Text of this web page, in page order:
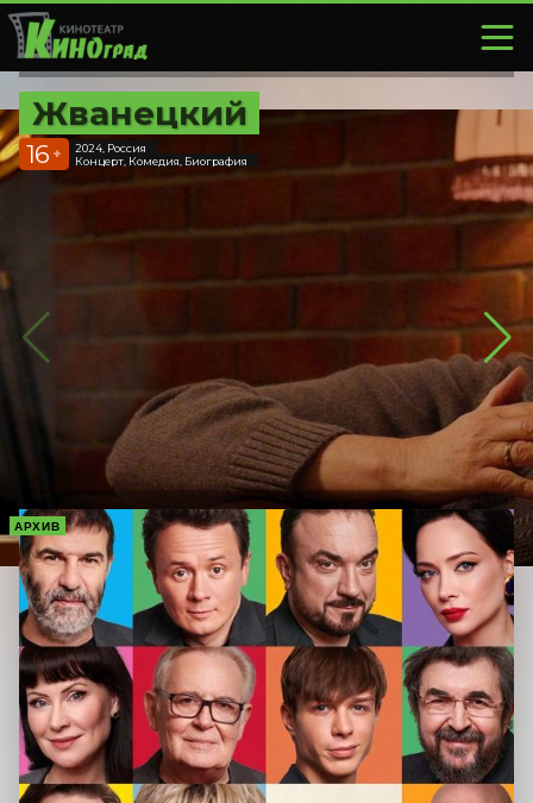
Жванецкий
16 +
2024, Россия
Концерт, Комедия, Биография
АРХИВ